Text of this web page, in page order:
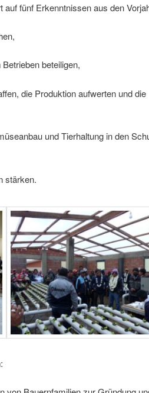
fünf Erkenntnissen aus den
beteiligen,
die Produktion aufwerten und die
und Tierhaltung in den
stärken.